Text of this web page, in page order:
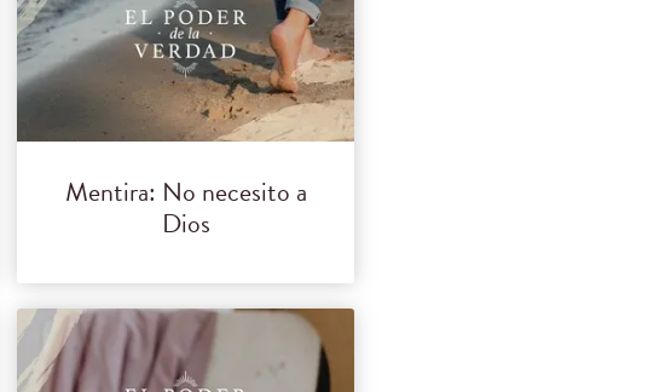
Mentira: No necesito a
Dios